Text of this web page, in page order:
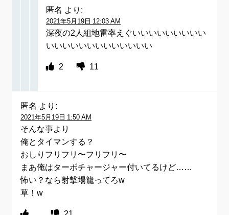
匿名 より:
2021年5月19日 12:03 AM
深夜の2人組地雷率えぐいいいいいいいいい
いいいいいいいいいいいいい
2 11
匿名 より:
2021年5月19日 1:50 AM
そんな事より
俺とタイマンする？
おしりフリフリ〜フリフリ〜
まあ俺はターボチャージャー付いてるけど……
怖い？なら射撃場籠ってろw
草！w